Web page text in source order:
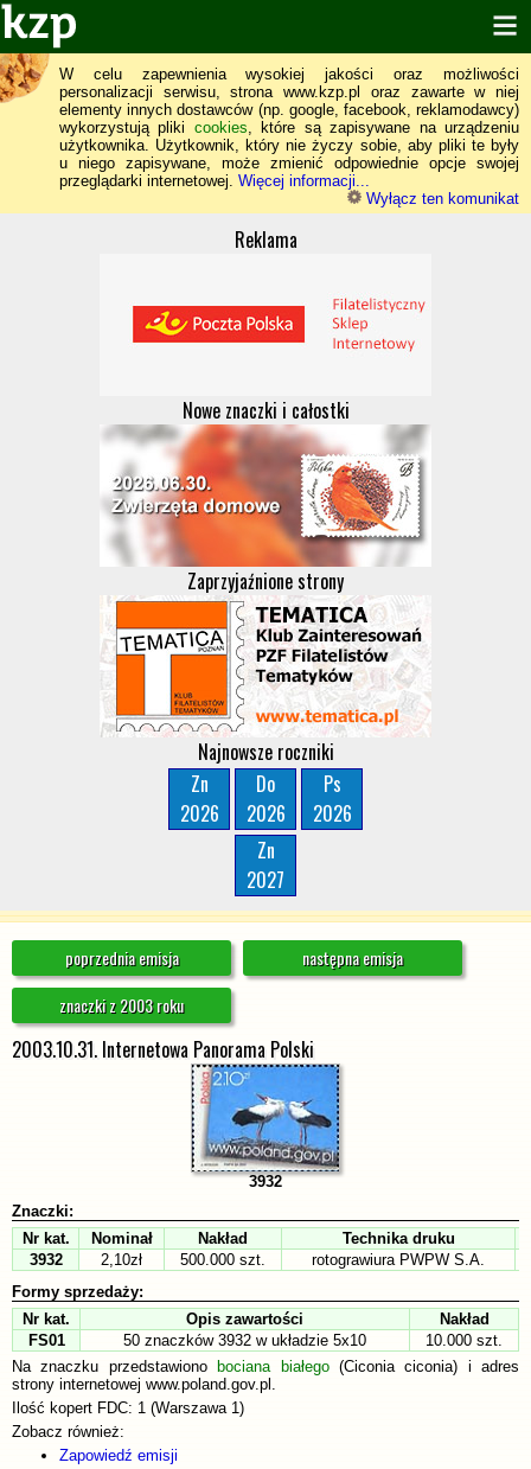
W celu zapewnienia wysokiej jakości oraz możliwości
personalizacji serwisu, strona www.kzp.pl oraz zawarte w niej
elementy innych dostawców (np. google, facebook, reklamodawcy)
wykorzystują pliki cookies, które są zapisywane na urządzeniu
użytkownika. Użytkownik, który nie życzy sobie, aby pliki te były
u niego zapisywane, może zmienić odpowiednie opcje swojej
przeglądarki internetowej. Więcej informacji...
Wyłącz ten komunikat
Reklama
Nowe znaczki i całostki
Zaprzyjaźnione strony
Najnowsze roczniki
Zn
2026
Do
2026
Ps
2026
Zn
2027
poprzednia emisja
następna emisja
znaczki z 2003 roku
2003.10.31. Internetowa Panorama Polski
3932
Znaczki:
Nr kat.
Nominał Nakład
Technika druku
3932
2,10zł 500.000 szt.
rotograwiura PWPW S.A.
Formy sprzedaży:
Nr kat.
Opis zawartości
Nakład
FS01
50 znaczków 3932 w układzie 5x10
10.000 szt.
Na znaczku przedstawionobociana białego(Ciconia ciconia) i adres
strony internetowej www.poland.gov.pl.
Ilość kopert FDC: 1 (Warszawa 1)
Zobacz również:
Zapowiedź emisji